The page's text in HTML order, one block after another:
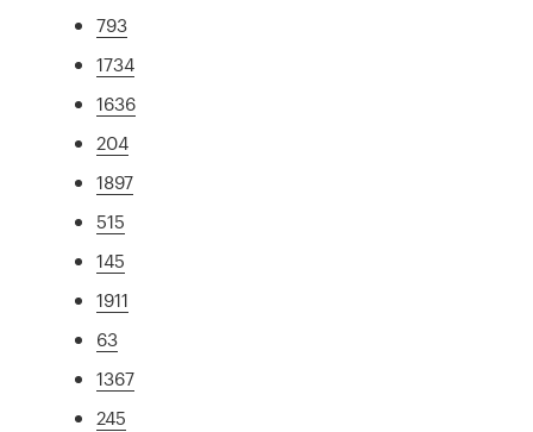
793
1734
1636
204
1897
515
145
1911
63
1367
245